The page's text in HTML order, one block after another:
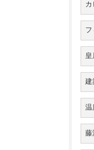
カ
フ
皇
建
温
藤